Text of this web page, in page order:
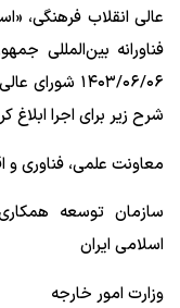
عالی انقلاب فرهنگی،
۱۴۰۳/۰۶/۰۶
شرح زیر برای اجرا ابلاغ
معاونت علمی، فناوری
سازمان توسعه
اسلامی ایران
وزارت امور خارجه